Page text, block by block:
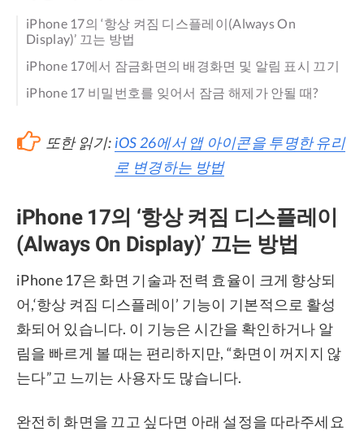
iPhone 17의 ‘항상 켜짐 디스플레이(Always On
Display)’ 끄는 방법
iPhone 17에서 잠금화면의 배경화면 및 알림 표시 끄기
iPhone 17 비밀번호를 잊어서 잠금 해제가 안될 때?
또한 읽기: iOS 26에서 앱 아이콘을 투명한 유리
로 변경하는 방법
iPhone 17의 ‘항상 켜짐 디스플레이
(Always On Display)’ 끄는 방법
iPhone 17은 화면 기술과 전력 효율이 크게 향상되
어,‘항상 켜짐 디스플레이’ 기능이 기본적으로 활성
화되어 있습니다. 이 기능은 시간을 확인하거나 알
림을 빠르게 볼 때는 편리하지만, “화면이 꺼지지 않
는다”고 느끼는 사용자도 많습니다.
완전히 화면을 끄고 싶다면 아래 설정을 따라주세요